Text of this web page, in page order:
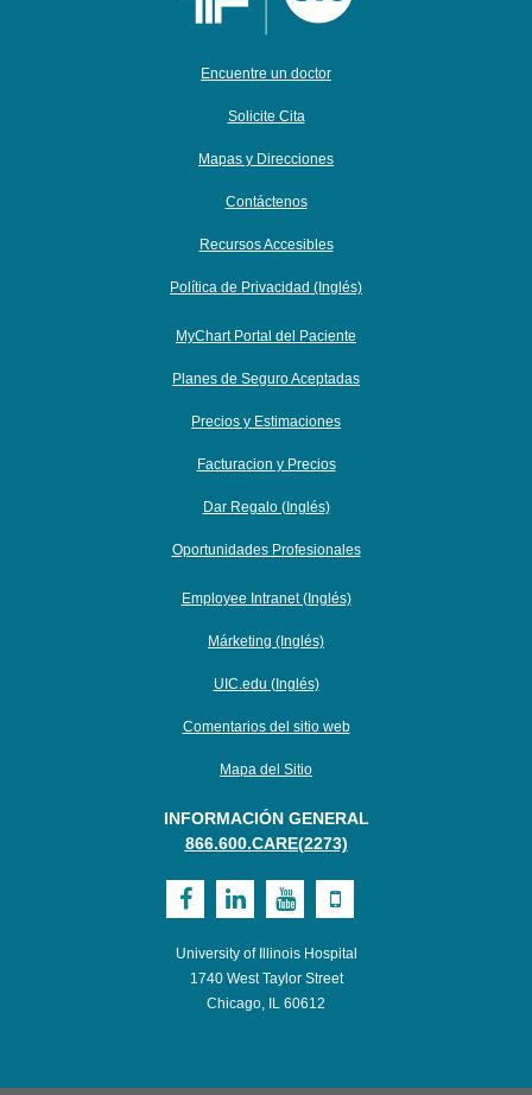
Encuentre un doctor
Solicite Cita
Mapas y Direcciones
Contáctenos
Recursos Accesibles
Política de Privacidad (Inglés)
MyChart Portal del Paciente
Planes de Seguro Aceptadas
Precios y Estimaciones
Facturacion y Precios
Dar Regalo (Inglés)
Oportunidades Profesionales
Employee Intranet (Inglés)
Márketing (Inglés)
UIC.edu (Inglés)
Comentarios del sitio web
Mapa del Sitio
INFORMACIÓN GENERAL
866.600.CARE(2273)
Visit
Health
on
Visit
Health
on
Visit
Health
on
Visit
Health
University of Illinois Hospital
1740 West Taylor Street
Chicago, IL 60612